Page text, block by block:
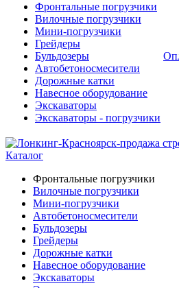
Фронтальные погрузчики
Вилочные погрузчики
Мини-погрузчики
Грейдеры
Бульдозеры
Автобетоносмесители
Дорожные катки
Навесное оборудование
Экскаваторы
Экскаваторы - погрузчики
Каталог
Фронтальные погрузчики
Вилочные погрузчики
Мини-погрузчики
Автобетоносмесители
Бульдозеры
Грейдеры
Дорожные катки
Навесное оборудование
Экскаваторы